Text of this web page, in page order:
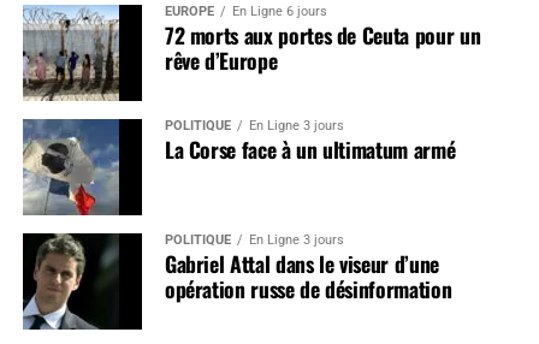
EUROPE En Ligne 6 jours
72 morts aux portes de Ceuta pour un
rêve d’Europe
POLITIQUE En Ligne 3 jours
La Corse face à un ultimatum armé
POLITIQUE En Ligne 3 jours
Gabriel Attal dans le viseur d’une
opération russe de désinformation